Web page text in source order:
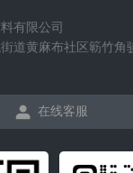
有限公司
道黄麻布社区簕竹角
在线客服